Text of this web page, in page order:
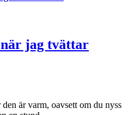
jag tvättar
är varm, oavsett om du nyss